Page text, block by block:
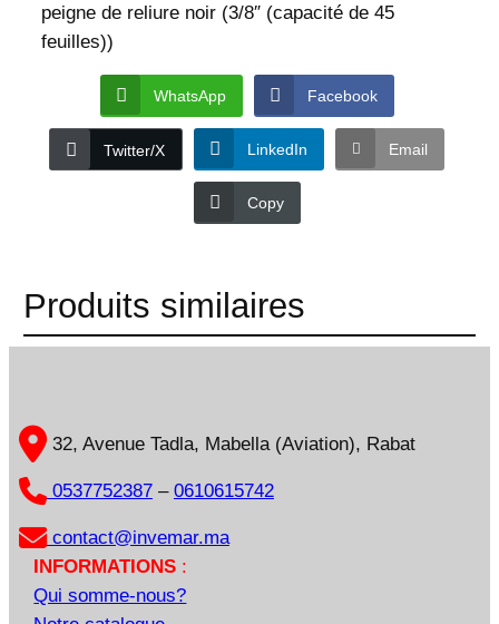
t
1
0
peigne de reliure noir (3/8″ (capacité de 45
feuilles))
WhatsApp Facebook
Twitter/X LinkedIn Email
Copy
Produits similaires
32, Avenue Tadla, Mabella (Aviation), Rabat
0537752387– 0610615742
contact@invemar.ma
INFORMATIONS :
Qui somme-nous?